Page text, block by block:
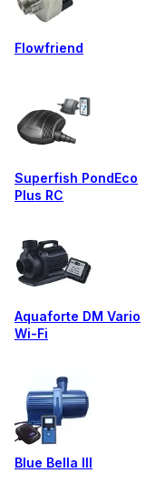
Flowfriend
Superfish PondEco
Plus RC
Aquaforte DM Vario
Wi-Fi
Blue Bella III